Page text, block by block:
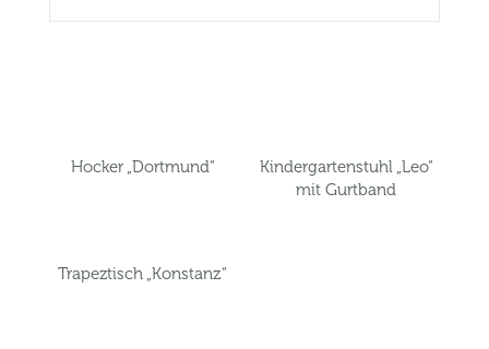
Hocker „Dortmund“
Kindergartenstuhl „Leo“
mit Gurtband
Trapeztisch „Konstanz“